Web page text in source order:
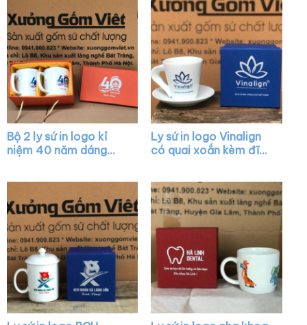
Bộ 2 ly sứ in logo kỉ
niệm 40 năm dáng
Ly sứ in logo Vinalign
có quai xoắn kèm đĩa